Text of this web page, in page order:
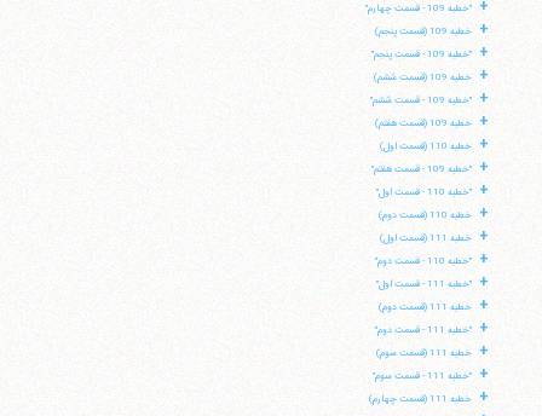
+ "خطبه 109 - قسمت چهارم"
+ خطبه 109 (قسمت پنجم)
+ "خطبه 109 - قسمت پنجم"
+ خطبه 109 (قسمت ششم)
+ "خطبه 109 - قسمت ششم"
+ خطبه 109 (قسمت هفتم)
+ خطبه 110 (قسمت اول)
+ "خطبه 109 - قسمت هفتم"
+ "خطبه 110 - قسمت اول"
+ خطبه 110 (قسمت دوم)
+ خطبه 111 (قسمت اول)
+ "خطبه 110 - قسمت دوم"
+ "خطبه 111 - قسمت اول"
+ خطبه 111 (قسمت دوم)
+ "خطبه 111 - قسمت دوم"
+ خطبه 111 (قسمت سوم)
+ "خطبه 111 - قسمت سوم"
+ خطبه 111 (قسمت چهارم)